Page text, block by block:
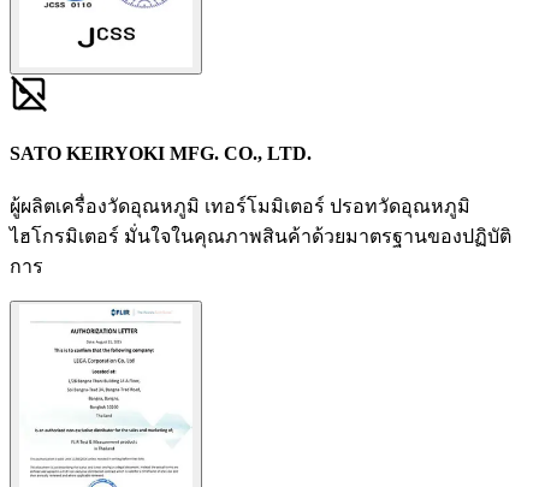
SATO KEIRYOKI MFG. CO., LTD.
ผู้ผลิตเครื่องวัดอุณหภูมิ เทอร์โมมิเตอร์ ปรอทวัดอุณหภูมิ
ไฮโกรมิเตอร์ มั่นใจในคุณภาพสินค้าด้วยมาตรฐานของปฏิบัติ
การ